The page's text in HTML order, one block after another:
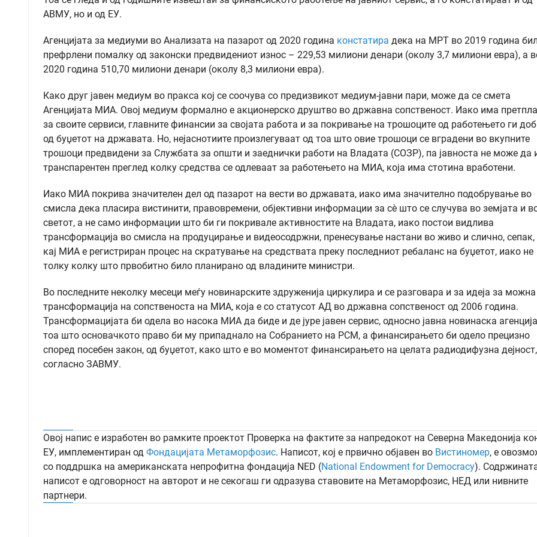
АВМУ, но и од ЕУ.
Агенцијата за медиуми во Анализата на пазарот од 2020 година констатира дека на МРТ во 2019 година
префрлени помалку од законски предвидениот износ – 229,53 милиони денари (околу 3,7 милиони евра), а
2020 година 510,70 милиони денари (околу 8,3 милиони евра).
Како друг јавен медиум во пракса кој се соочува со предизвикот медиум-јавни пари, може да се смета
Агенцијата МИА. Овој медиум формално е акционерско друштво во државна сопственост. Иако има
за своите сервиси, главните финансии за својата работа и за покривање на трошоците од работењето ги
од буџетот на државата. Но, нејаснотиите произлегуваат од тоа што овие трошоци се вградени во вкупните
трошоци предвидени за Службата за општи и заеднички работи на Владата (СОЗР), па јавноста не може да
транспарентен преглед колку средства се одлеваат за работењето на МИА, која има стотина вработени.
Иако МИА покрива значителен дел од пазарот на вести во државата, иако има значително подобрување во
смисла дека пласира вистинити, правовремени, објективни информации за сѐ што се случува во земјата и
светот, а не само информации што би ги покривале активностите на Владата, иако постои видлива
трансформација во смисла на продуцирање и видеосодржни, пренесување настани во живо и слично, сепак,
кај МИА е регистриран процес на скратување на средствата преку последниот ребаланс на буџетот, иако не
толку колку што првобитно било планирано од владините министри.
Во последните неколку месеци меѓу новинарските здруженија циркулира и се разговара и за идеја за можна
трансформација на сопственоста на МИА, која е со статусот АД во државна сопственост од 2006 година.
Трансформацијата би одела во насока МИА да биде и де јуре јавен сервис, односно јавна новинаска
тоа што основачкото право би му припаднало на Собранието на РСМ, а финансирањето би одело прецизно
според посебен закон, од буџетот, како што е во моментот финансирањето на целата радиодифузна дејност,
согласно ЗАВМУ.
Овој напис е изработен во рамките проектот Проверка на фактите за напредокот на Северна Македонија
ЕУ, имплементиран од Фондацијата Метаморфозис. Написот, кој е првично објавен во Вистиномер, e
со поддршка на американската непрофитна фондација NED (National Endowment for Democracy).
написот е одговорност на авторот и не секогаш ги одразува ставовите на Метаморфозис, НЕД или нивните
партнери.